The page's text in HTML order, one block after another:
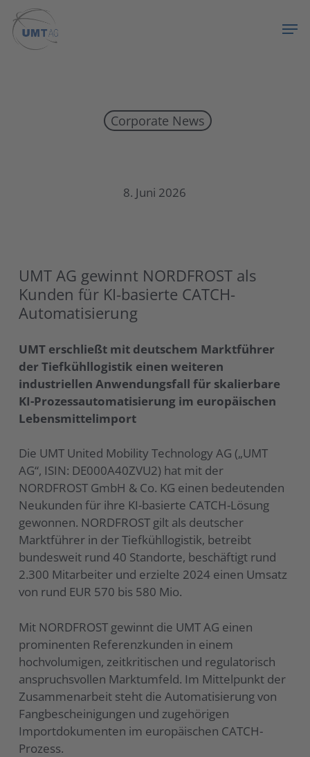
main
Corporate News
8. Juni 2026
UMT AG gewinnt NORDFROST als
Kunden für KI-basierte CATCH-
Automatisierung
UMT erschließt mit deutschem Marktführer
der Tiefkühllogistik einen weiteren
industriellen Anwendungsfall für skalierbare
KI-Prozessautomatisierung im europäischen
Lebensmittelimport
Die UMT United Mobility Technology AG („UMT
AG“, ISIN: DE000A40ZVU2) hat mit der
NORDFROST GmbH & Co. KG einen bedeutenden
Neukunden für ihre KI-basierte CATCH-Lösung
gewonnen. NORDFROST gilt als deutscher
Marktführer in der Tiefkühllogistik, betreibt
bundesweit rund 40 Standorte, beschäftigt rund
2.300 Mitarbeiter und erzielte 2024 einen Umsatz
von rund EUR 570 bis 580 Mio.
Mit NORDFROST gewinnt die UMT AG einen
prominenten Referenzkunden in einem
hochvolumigen, zeitkritischen und regulatorisch
anspruchsvollen Marktumfeld. Im Mittelpunkt der
Zusammenarbeit steht die Automatisierung von
Fangbescheinigungen und zugehörigen
Importdokumenten im europäischen CATCH-
Prozess.